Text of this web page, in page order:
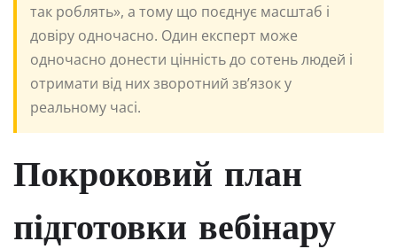
так роблять», а тому що поєднує масштаб і
довіру одночасно. Один експерт може
одночасно донести цінність до сотень людей і
отримати від них зворотний зв’язок у
реальному часі.
Покроковий план
підготовки вебінару